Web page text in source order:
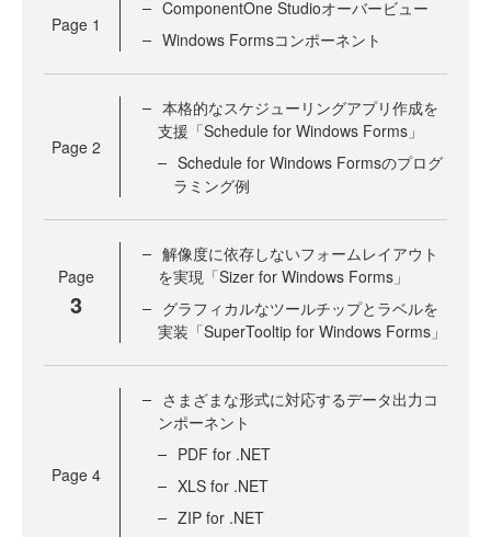
Page 1
ComponentOne Studioオーバービュー
Windows Formsコンポーネント
Page 2
本格的なスケジューリングアプリ作成を
支援「Schedule for Windows Forms」
Schedule for Windows Formsのプログ
ラミング例
Page
3
解像度に依存しないフォームレイアウト
を実現「Sizer for Windows Forms」
グラフィカルなツールチップとラベルを
実装「SuperTooltip for Windows Forms」
Page 4
さまざまな形式に対応するデータ出力コ
ンポーネント
PDF for .NET
XLS for .NET
ZIP for .NET